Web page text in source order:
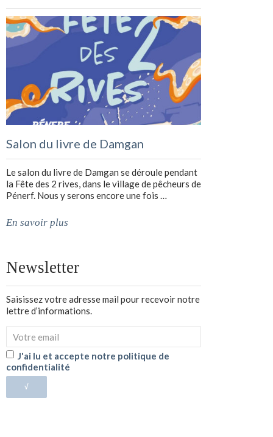
Salon du livre de Damgan
Le salon du livre de Damgan se déroule pendant
la Fête des 2 rives, dans le village de pêcheurs de
Pénerf. Nous y serons encore une fois …
En savoir plus
Newsletter
Saisissez votre adresse mail pour recevoir notre
lettre d’informations.
J'ai lu et accepte notre politique de
confidentialité
√